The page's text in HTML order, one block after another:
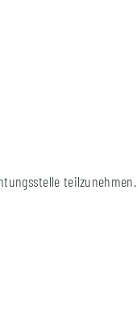
teilzunehmen.